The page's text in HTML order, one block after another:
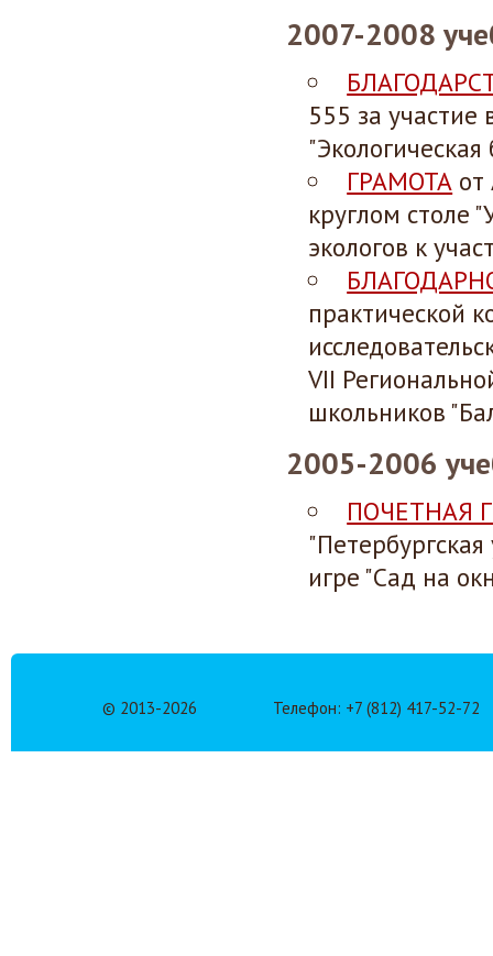
2007-2008
555 за
ГРАМОТА от
круглом столе
экологов к
практической
VII
школьников
2005-2006
ПОЧЕТНАЯ
игре "Сад на
© 2013-2026 Телефон: +7 (812) 417-52-72